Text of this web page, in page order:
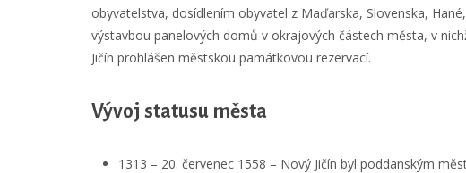
obyvatelstva, dosídlením obyvatel z Maďarska, Slovenska,
výstavbou panelových domů v okrajových částech města, v
Jičín prohlášen městskou památkovou rezervací.
Vývoj statusu města
1313 – 20. červenec 1558 – Nový Jičín byl poddanským